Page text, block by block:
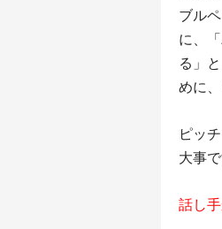
ブル
に、
る」
めに
ピッ
大事
話し